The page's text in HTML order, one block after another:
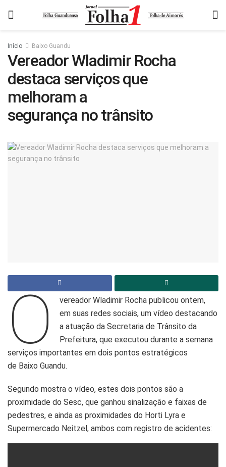
Início Baixo Guandu
Vereador Wladimir Rocha
destaca serviços que
melhoram a
segurança no trânsito
O
vereador Wladimir Rocha publicou ontem,
em suas redes sociais, um vídeo destacando
a atuação da Secretaria de Trânsito da
Prefeitura, que executou durante a semana
serviços importantes em dois pontos estratégicos
de Baixo Guandu.
Segundo mostra o vídeo, estes dois pontos são a
proximidade do Sesc, que ganhou sinalização e faixas de
pedestres, e ainda as proximidades do Horti Lyra e
Supermercado Neitzel, ambos com registro de acidentes: